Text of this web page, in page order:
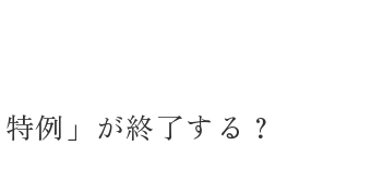
例」が終了する？